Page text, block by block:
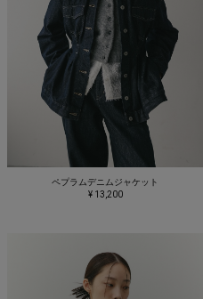
ペプラムデニムジャケット
¥ 13,200